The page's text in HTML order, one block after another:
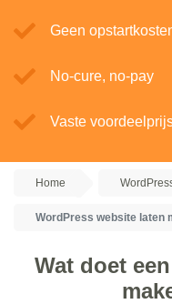
Geen
No-cure, no-pay
Vaste
Home
WordPress website laten
Wat doet